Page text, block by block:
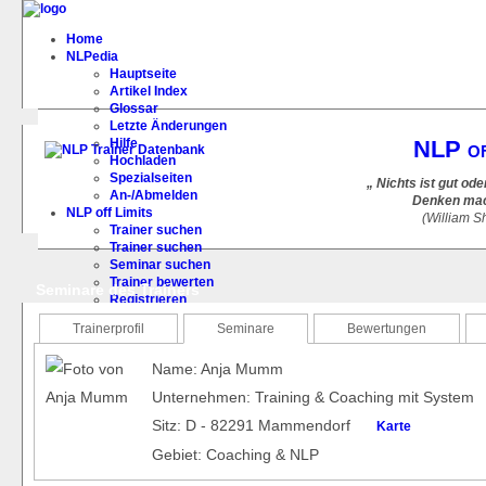
Home
NLPedia
Hauptseite
Artikel Index
Glossar
Letzte Änderungen
Hilfe
Hochladen
Spezialseiten
An-/Abmelden
NLP off Limits
Trainer suchen
Trainer suchen
Seminar suchen
Trainer bewerten
Registrieren
FAQ
NLP
„ Nichts ist gut
Denken
(William
Seminare des Trainers
Trainerprofil Seminare Bewertungen
Name: Anja Mumm
Unternehmen: Training & Coaching mit System
Sitz: D - 82291 Mammendorf
Karte
Gebiet: Coaching & NLP